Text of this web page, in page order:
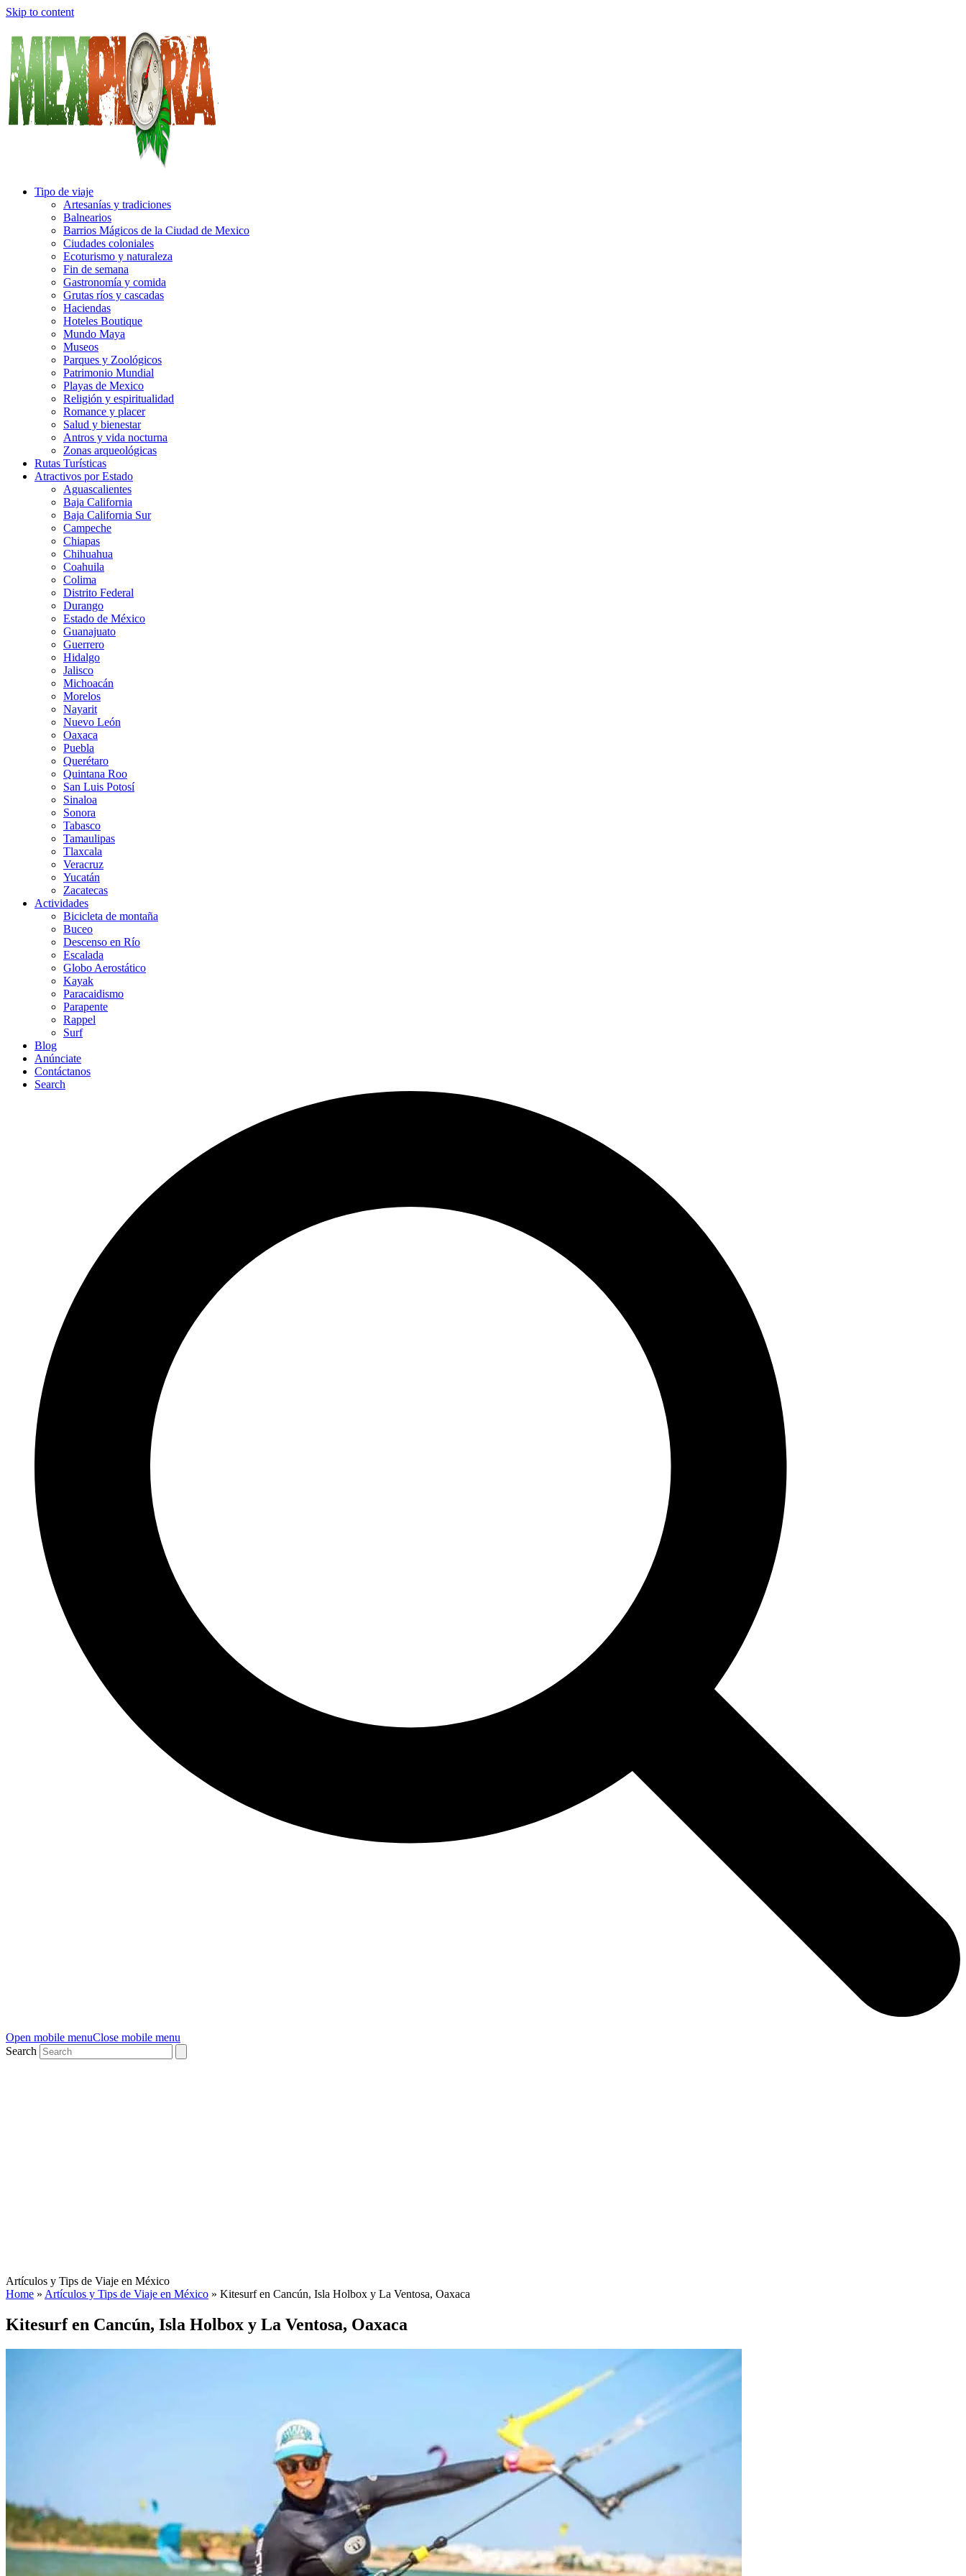
Skip to content
Tipo de viaje
Artesanías y tradiciones
Balnearios
Barrios Mágicos de la Ciudad de Mexico
Ciudades coloniales
Ecoturismo y naturaleza
Fin de semana
Gastronomía y comida
Grutas ríos y cascadas
Haciendas
Hoteles Boutique
Mundo Maya
Museos
Parques y Zoológicos
Patrimonio Mundial
Playas de Mexico
Religión y espiritualidad
Romance y placer
Salud y bienestar
Antros y vida nocturna
Zonas arqueológicas
Rutas Turísticas
Atractivos por Estado
Aguascalientes
Baja California
Baja California Sur
Campeche
Chiapas
Chihuahua
Coahuila
Colima
Distrito Federal
Durango
Estado de México
Guanajuato
Guerrero
Hidalgo
Jalisco
Michoacán
Morelos
Nayarit
Nuevo León
Oaxaca
Puebla
Querétaro
Quintana Roo
San Luis Potosí
Sinaloa
Sonora
Tabasco
Tamaulipas
Tlaxcala
Veracruz
Yucatán
Zacatecas
Actividades
Bicicleta de montaña
Buceo
Descenso en Río
Escalada
Globo Aerostático
Kayak
Paracaidismo
Parapente
Rappel
Surf
Blog
Anúnciate
Contáctanos
Search
Open mobile menuClose mobile menu
Search
Artículos y Tips de Viaje en México
Home » Artículos y Tips de Viaje en México » Kitesurf en Cancún, Isla Holbox y La Ventosa, Oaxaca
Kitesurf en Cancún, Isla Holbox y La Ventosa, Oaxaca